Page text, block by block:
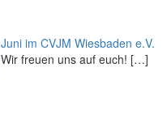
Juni im CVJM Wiesbaden e.V.
Wir freuen uns auf euch! […]